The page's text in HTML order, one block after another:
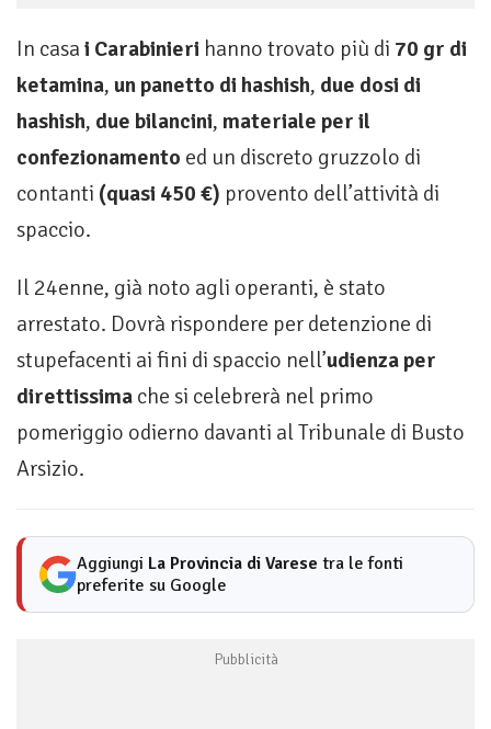
In casa i Carabinieri hanno trovato più di 70 gr di
ketamina, un panetto di hashish, due dosi di
hashish, due bilancini, materiale per il
confezionamento ed un discreto gruzzolo di
contanti (quasi 450 €) provento dell’attività di
spaccio.
Il 24enne, già noto agli operanti, è stato
arrestato. Dovrà rispondere per detenzione di
stupefacenti ai fini di spaccio nell’udienza per
direttissima che si celebrerà nel primo
pomeriggio odierno davanti al Tribunale di Busto
Arsizio.
Aggiungi La Provincia di Varese tra le fonti
preferite su Google